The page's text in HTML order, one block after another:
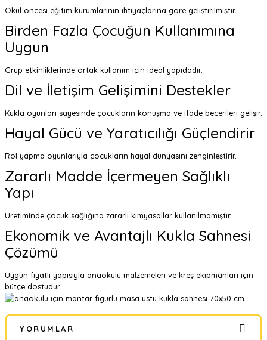
Okul öncesi eğitim kurumlarının ihtiyaçlarına göre geliştirilmiştir.
Birden Fazla Çocuğun Kullanımına
Uygun
Grup etkinliklerinde ortak kullanım için ideal yapıdadır.
Dil ve İletişim Gelişimini Destekler
Kukla oyunları sayesinde çocukların konuşma ve ifade becerileri gelişir.
Hayal Gücü ve Yaratıcılığı Güçlendirir
Rol yapma oyunlarıyla çocukların hayal dünyasını zenginleştirir.
Zararlı Madde İçermeyen Sağlıklı
Yapı
Üretiminde çocuk sağlığına zararlı kimyasallar kullanılmamıştır.
Ekonomik ve Avantajlı Kukla Sahnesi
Çözümü
Uygun fiyatlı yapısıyla anaokulu malzemeleri ve kreş ekipmanları için
bütçe dostudur.
YORUMLAR